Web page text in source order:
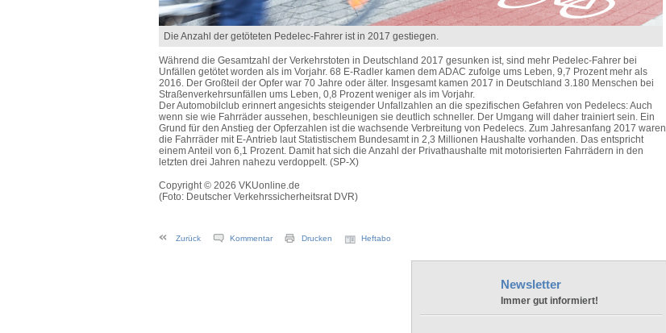
Die Anzahl der getöteten Pedelec-Fahrer ist in 2017 gestiegen.
Während die Gesamtzahl der Verkehrstoten in Deutschland 2017 gesunken ist, sind mehr Pedelec-Fahrer bei
Unfällen getötet worden als im Vorjahr. 68 E-Radler kamen dem ADAC zufolge ums Leben, 9,7 Prozent mehr als
2016. Der Großteil der Opfer war 70 Jahre oder älter. Insgesamt kamen 2017 in Deutschland 3.180 Menschen bei
Straßenverkehrsunfällen ums Leben, 0,8 Prozent weniger als im Vorjahr.
Der Automobilclub erinnert angesichts steigender Unfallzahlen an die spezifischen Gefahren von Pedelecs: Auch
wenn sie wie Fahrräder aussehen, beschleunigen sie deutlich schneller. Der Umgang will daher trainiert sein. Ein
Grund für den Anstieg der Opferzahlen ist die wachsende Verbreitung von Pedelecs. Zum Jahresanfang 2017 waren
die Fahrräder mit E-Antrieb laut Statistischem Bundesamt in 2,3 Millionen Haushalte vorhanden. Das entspricht
einem Anteil von 6,1 Prozent. Damit hat sich die Anzahl der Privathaushalte mit motorisierten Fahrrädern in den
letzten drei Jahren nahezu verdoppelt. (SP-X)
Copyright © 2026 VKUonline.de
(Foto: Deutscher Verkehrssicherheitsrat DVR)
Zurück Kommentar Drucken Heftabo
Newsletter
Immer gut informiert!